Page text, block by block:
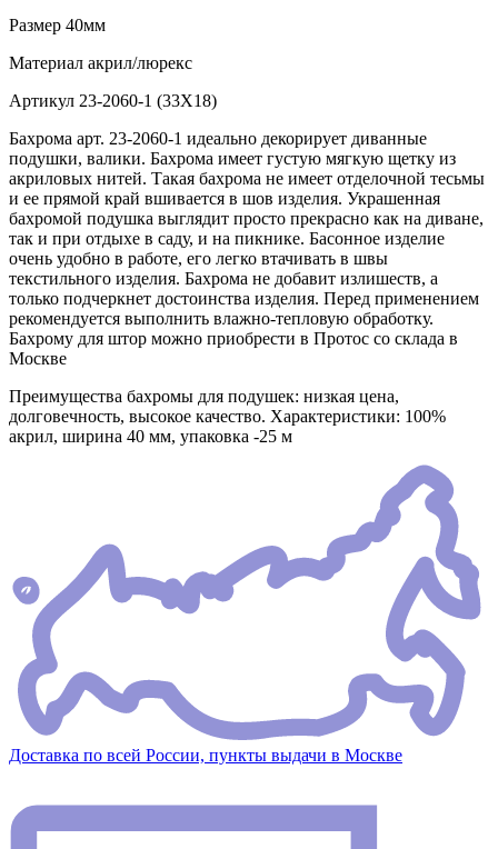
Размер 40мм
Материал акрил/люрекс
Артикул 23-2060-1 (33X18)
Бахрома арт. 23-2060-1 идеально декорирует диванные
подушки, валики. Бахрома имеет густую мягкую щетку из
акриловых нитей. Такая бахрома не имеет отделочной тесьмы
и ее прямой край вшивается в шов изделия. Украшенная
бахромой подушка выглядит просто прекрасно как на диване,
так и при отдыхе в саду, и на пикнике. Басонное изделие
очень удобно в работе, его легко втачивать в швы
текстильного изделия. Бахрома не добавит излишеств, а
только подчеркнет достоинства изделия. Перед применением
рекомендуется выполнить влажно-тепловую обработку.
Бахрому для штор можно приобрести в Протос со склада в
Москве
Преимущества бахромы для подушек: низкая цена,
долговечность, высокое качество. Характеристики: 100%
акрил, ширина 40 мм, упаковка -25 м
Доставка по всей России, пункты выдачи в Москве